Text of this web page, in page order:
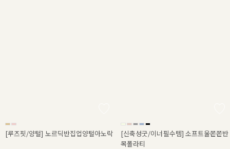
[루즈핏/양털] 노르딕반집업양털아노락
[신축성굿/이너필수템] 소프트울쫀쫀반
목폴라티